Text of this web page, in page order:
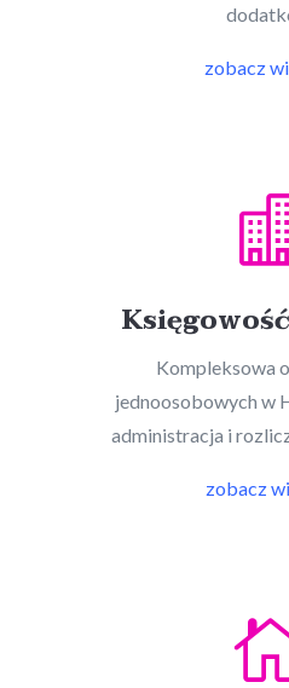
zobacz

Kompleksowa
jednoosobowych w
administracja i
zobacz